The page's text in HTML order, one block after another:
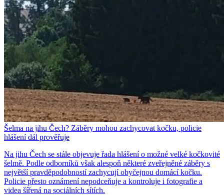
Šelma na jihu Čech? Záběry mohou zachycovat kočku, policie
hlášení dál prověřuje
Na jihu Čech se stále objevuje řada hlášení o možné velké kočkovité
šelmě. Podle odborníků však alespoň některé zveřejněné záběry s
největší pravděpodobností zachycují obyčejnou domácí kočku.
Policie přesto oznámení nepodceňuje a kontroluje i fotografie a
videa šířená na sociálních sítích.